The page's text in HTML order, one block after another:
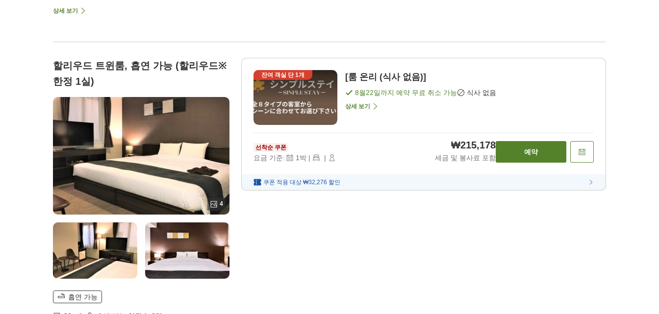
상세 보기
할리우드 트윈룸, 흡연 가능 (할리우드※
한정 1실)
4
흡연 가능
잔여 객실 단1개 [룸 온리 (식사 없음)]
8월22일까지 예약 무료 취소 가능 식사 없음
상세 보기
선착순 쿠폰
요금 기준: 1 박 | |
₩215,178
세금 및 봉사료 포함
예약
쿠폰 적용 대상 ₩32,276 할인